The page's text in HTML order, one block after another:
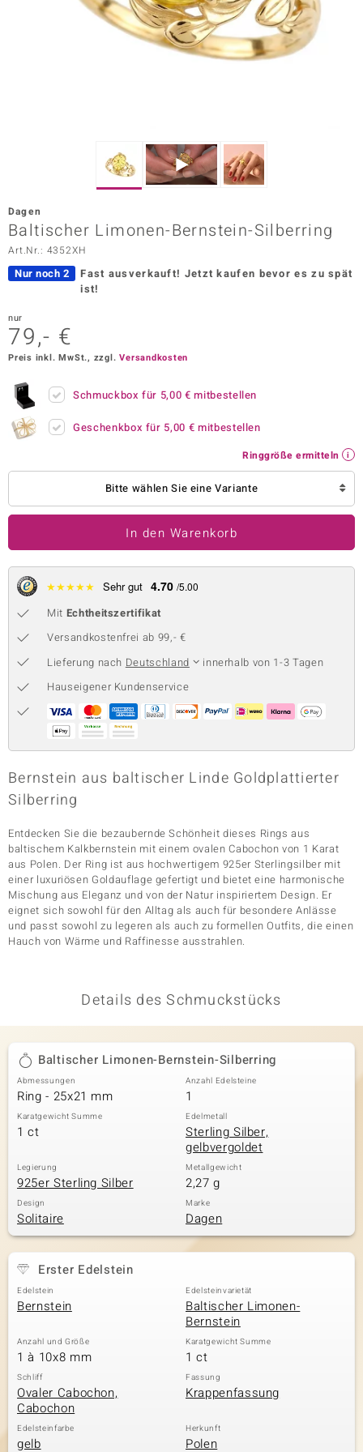
Vogue
BY DE MELO
Collection
Classics
Dagen
Baltischer Limonen-Bernstein-Silberring
Art.Nr.: 4352XH
Nur noch 2 Fast ausverkauft! Jetzt kaufen bevor es zu spät
ist!
nur
79,- €
Preis inkl. MwSt., zzgl.Versandkosten
Schmuckbox für 5,00 € mitbestellen
Geschenkbox für 5,00 € mitbestellen
Ringgröße ermitteln
Bitte wählen Sie eine Variante
In den Warenkorb
★★★★★ Sehr gut 4.70 /5.00
Mit Echtheitszertifikat
Versandkostenfrei ab 99,- €
Lieferung nach Deutschland
innerhalb von 1-3 Tagen
Hauseigener Kundenservice
Bernstein aus baltischer Linde Goldplattierter
Silberring
Entdecken Sie die bezaubernde Schönheit dieses Rings aus
baltischem Kalkbernstein mit einem ovalen Cabochon von 1 Karat
aus Polen. Der Ring ist aus hochwertigem 925er Sterlingsilber mit
einer luxuriösen Goldauflage gefertigt und bietet eine harmonische
Mischung aus Eleganz und von der Natur inspiriertem Design. Er
eignet sich sowohl für den Alltag als auch für besondere Anlässe
und passt sowohl zu legeren als auch zu formellen Outfits, die einen
Hauch von Wärme und Raffinesse ausstrahlen.
Details des Schmuckstücks
Baltischer Limonen-Bernstein-Silberring
Abmessungen
Ring - 25x21 mm
Anzahl Edelsteine
1
Karatgewicht Summe
1 ct
Edelmetall
Sterling Silber,
gelbvergoldet
Legierung
925er Sterling Silber
Metallgewicht
2,27 g
Design
Solitaire
Marke
Dagen
Erster Edelstein
Edelstein
Bernstein
Edelsteinvarietät
Baltischer Limonen-
Bernstein
Anzahl und Größe
1 à 10x8 mm
Karatgewicht Summe
1 ct
Schliff
Ovaler Cabochon,
Cabochon
Fassung
Krappenfassung
Edelsteinfarbe
gelb
Herkunft
Polen